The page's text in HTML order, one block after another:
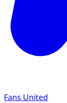
Fans United